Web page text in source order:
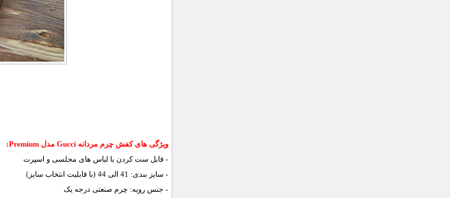
ویژگی های کفش چرم مردانه Gucci مدل Premium:
- قابل ست کردن با لباس های مجلسی و اسپرت
- سایز بندی: 41 الی 44 (با قابلیت انتخاب سایز)
- جنس رویه: چرم صنعتی درجه یک